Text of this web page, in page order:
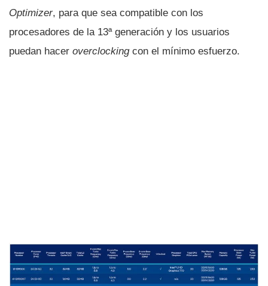
Optimizer, para que sea compatible con los
procesadores de la 13ª generación y los usuarios
puedan hacer overclockingcon el mínimo esfuerzo.